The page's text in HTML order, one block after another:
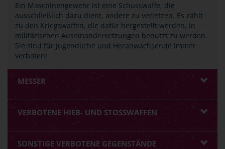
Ein Maschinengewehr ist eine Schusswaffe, die
ausschließlich dazu dient, andere zu verletzen. Es zählt
zu den Kriegswaffen, die dafür hergestellt werden, in
militärischen Auseinandersetzungen benutzt zu werden.
Sie sind für Jugendliche und Heranwachsende immer
verboten!
MESSER
VERBOTENE HIEB- UND STOSSWAFFEN
SONSTIGE VERBOTENE GEGENSTÄNDE